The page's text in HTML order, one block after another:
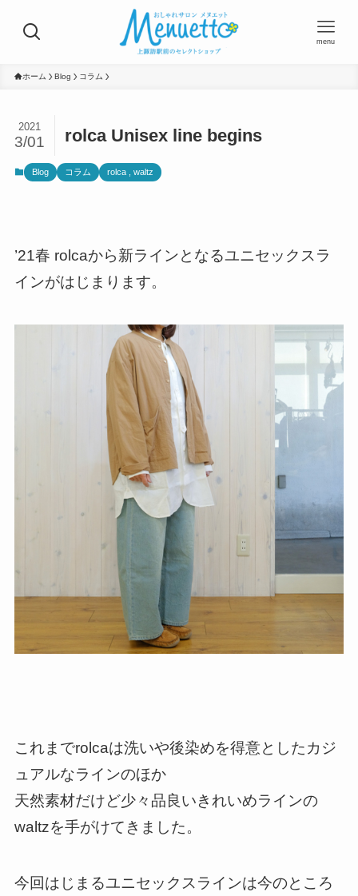
menu
ホーム Blog コラム
rolca Unisex line begins
2021
3/01
Blog コラム rolca , waltz
’21春 rolcaから新ラインとなるユニセックスラ
インがはじまります。
これまでrolcaは洗いや後染めを得意としたカジ
ュアルなラインのほか
天然素材だけど少々品良いきれいめラインの
waltzを手がけてきました。
今回はじまるユニセックスラインは今のところ